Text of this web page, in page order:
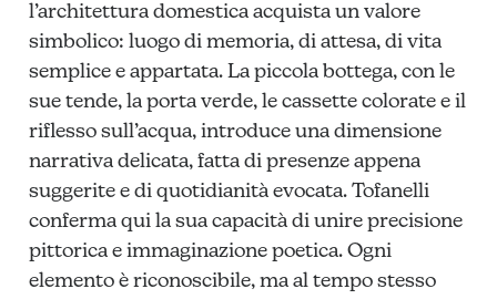
l’architettura domestica acquista un valore
simbolico: luogo di memoria, di attesa, di vita
semplice e appartata. La piccola bottega, con le
sue tende, la porta verde, le cassette colorate e il
riflesso sull’acqua, introduce una dimensione
narrativa delicata, fatta di presenze appena
suggerite e di quotidianità evocata. Tofanelli
conferma qui la sua capacità di unire precisione
pittorica e immaginazione poetica. Ogni
elemento è riconoscibile, ma al tempo stesso